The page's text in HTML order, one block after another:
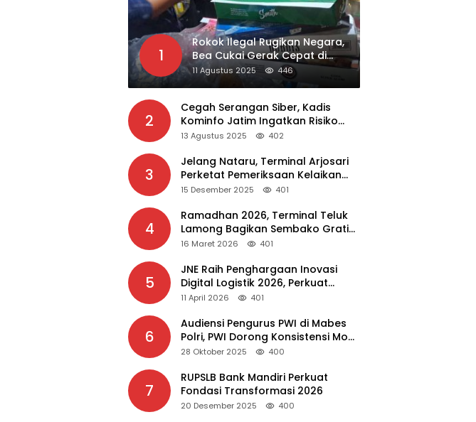
1
Rokok Ilegal Rugikan Negara,
Bea Cukai Gerak Cepat di
Giripurno
11 Agustus 2025 446
2
Cegah Serangan Siber, Kadis
Kominfo Jatim Ingatkan Risiko
Malware dari Aplikasi Bajakan
13 Agustus 2025 402
3
Jelang Nataru, Terminal Arjosari
Perketat Pemeriksaan Kelaikan
Bus
15 Desember 2025 401
4
Ramadhan 2026, Terminal Teluk
Lamong Bagikan Sembako Gratis
dan Takjil untuk Masyarakat
16 Maret 2026 401
5
JNE Raih Penghargaan Inovasi
Digital Logistik 2026, Perkuat
Transformasi Layanan
11 April 2026 401
6
Audiensi Pengurus PWI di Mabes
Polri, PWI Dorong Konsistensi MoU
Dewan Pers – Polri
28 Oktober 2025 400
7
RUPSLB Bank Mandiri Perkuat
Fondasi Transformasi 2026
20 Desember 2025 400